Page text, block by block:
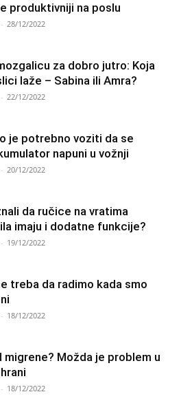
produktivniji na poslu
- 28/12/2022
za dobro jutro: Koja
laže – Sabina ili Amra?
- 22/12/2022
je potrebno voziti da se
napuni u vožnji
- 20/12/2022
da ručice na vratima
imaju i dodatne funkcije?
- 19/12/2022
treba da radimo kada smo
- 18/12/2022
migrene? Možda je problem u
- 18/12/2022